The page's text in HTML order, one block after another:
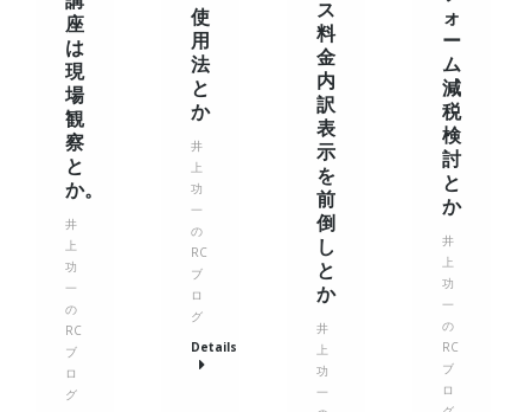
座
は
現
場
観
察
と
か。
井
上
功
一
の
RC
ブ
ロ
グ
使
用
法
と
か
井
上
功
一
の
RC
ブ
ロ
グ
Details
ス
料
金
内
訳
表
示
を
前
倒
し
と
か
井
上
功
一
ォ
ー
ム
減
税
検
討
と
か
井
上
功
一
の
RC
ブ
ロ